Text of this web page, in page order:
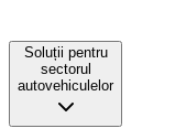
Soluții pentru
sectorul
autovehiculelor